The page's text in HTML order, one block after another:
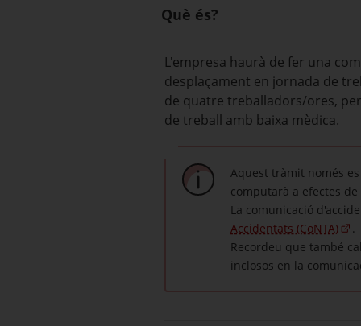
Què és?
L'empresa haurà de fer una
desplaçament en jornada de
de quatre treballadors/ores,
de treball amb baixa mèdica.
Aquest tràmit només
computarà a efectes
La comunicació
Accidentats (CoNTA)
.
Recordeu que també
inclosos en la